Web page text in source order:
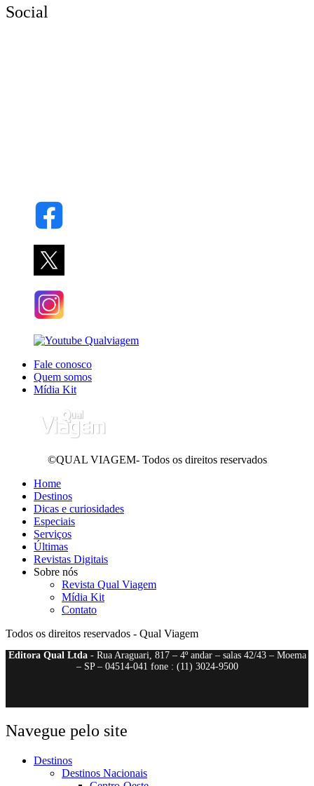
Social
Fale conosco
Quem somos
Mídia Kit
©QUAL VIAGEM- Todos os direitos reservados
Home
Destinos
Dicas e curiosidades
Especiais
Serviços
Últimas
Revistas Digitais
Sobre nós
Revista Qual Viagem
Mídia Kit
Contato
Todos os direitos reservados - Qual Viagem
Editora Qual Ltda- Rua Araguari, 817 – 4º andar – salas 42/43 – Moema
– SP – 04514-041 fone : (11) 3024-9500
Navegue pelo site
Destinos
Destinos Nacionais